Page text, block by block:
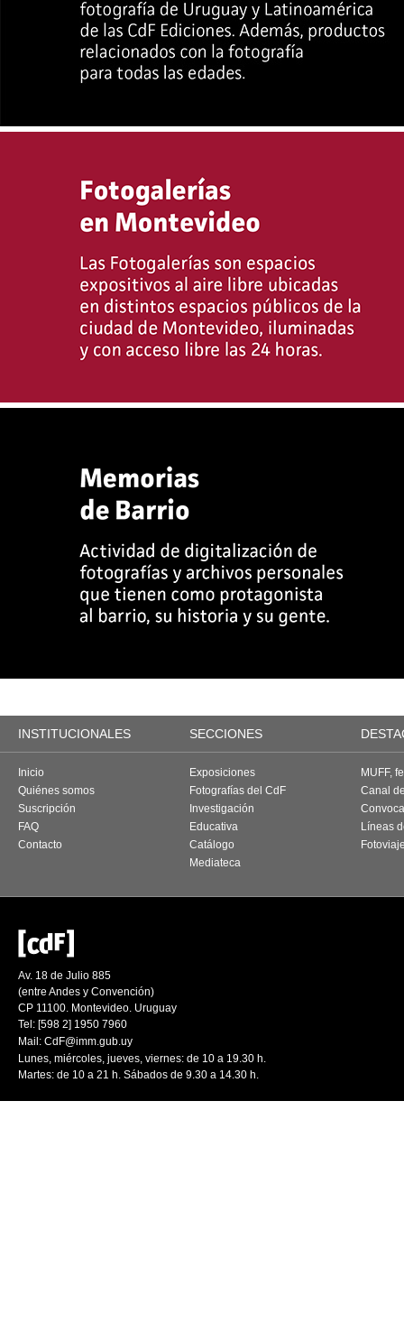
INSTITUCIONALES SECCIONES
Inicio
Quiénes somos
Suscripción
FAQ
Contacto
Exposiciones
Fotografías del CdF
Investigación
Educativa
Catálogo
Mediateca
MUFF,
Canal
Líneas
Av. 18 de Julio 885
(entre Andes y Convención)
CP 11100. Montevideo. Uruguay
Tel: [598 2] 1950 7960
Mail: CdF@imm.gub.uy
Lunes, miércoles, jueves, viernes: de 10 a 19.30 h.
Martes: de 10 a 21 h. Sábados de 9.30 a 14.30 h.